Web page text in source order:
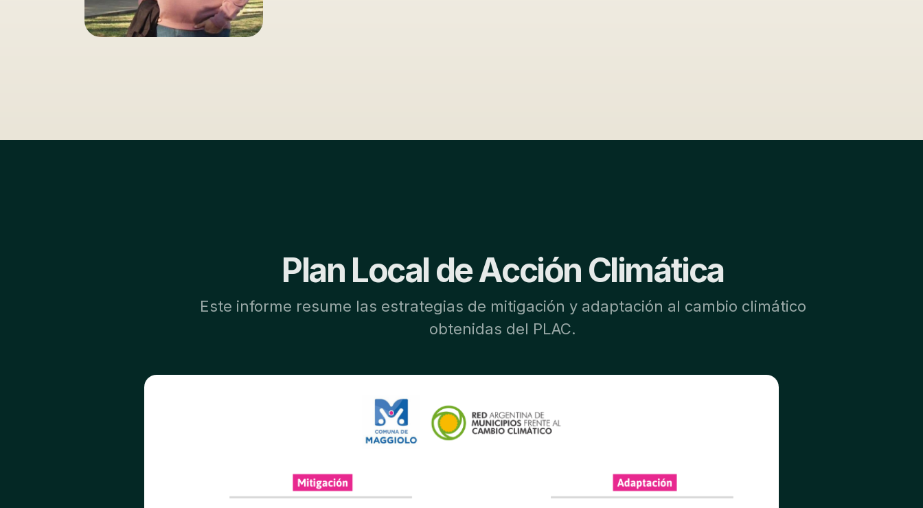
Plan Local de Acción Climática
Este informe resume las estrategias de mitigación y adaptación al cambio climático
obtenidas del PLAC.